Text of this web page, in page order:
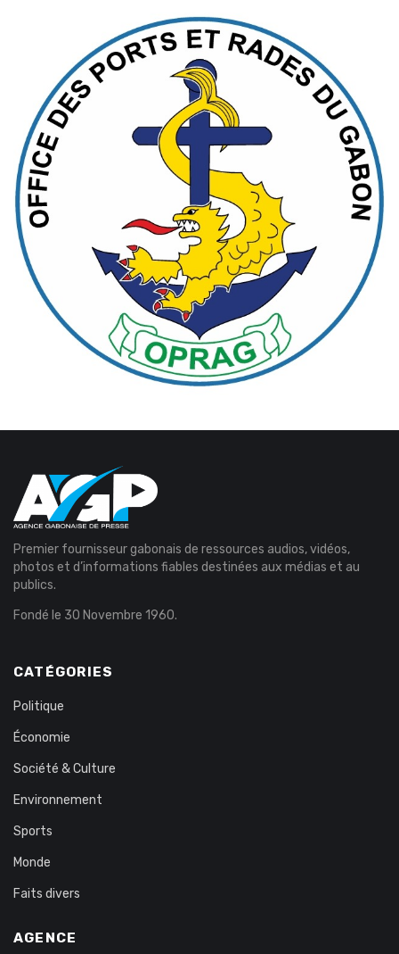
Premier fournisseur gabonais de ressources audios, vidéos,
photos et d’informations fiables destinées aux médias et au
publics.
Fondé le 30 Novembre 1960.
CATÉGORIES
Politique
Économie
Société & Culture
Environnement
Sports
Monde
Faits divers
AGENCE